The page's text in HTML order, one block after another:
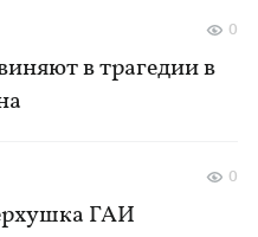
в трагедии в
0
ГАИ
0